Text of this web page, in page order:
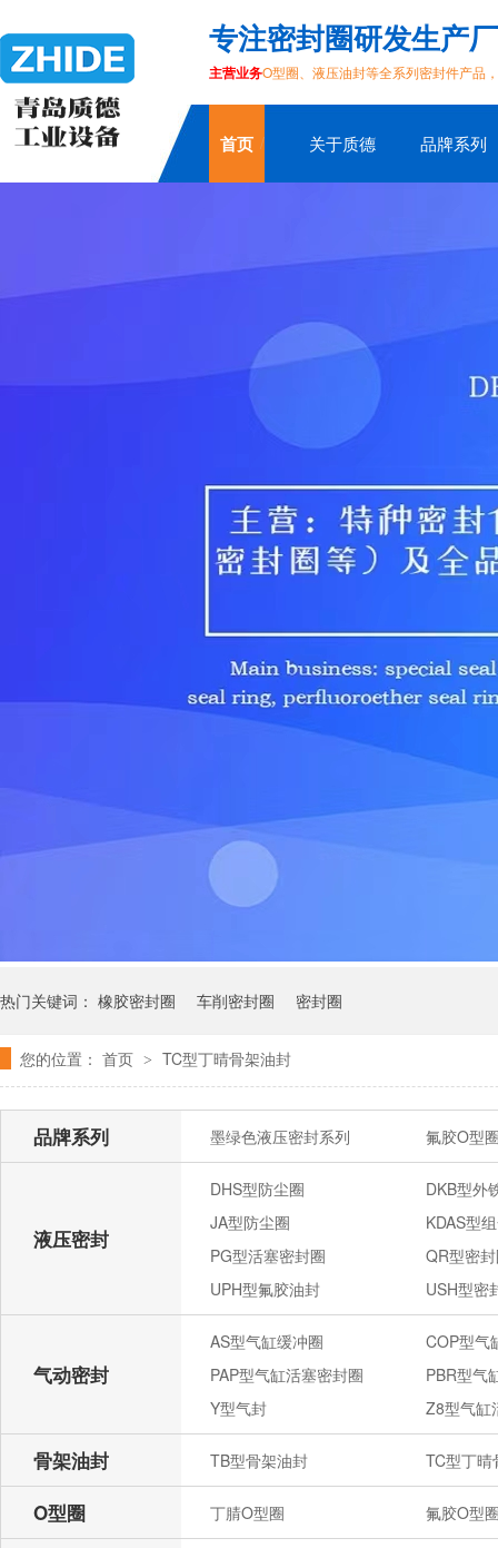
专注密封圈研发生产
主营业务O型圈、液压油封等全系列密封件产品
首页 关于质德 品牌系列
热门关键词： 橡胶密封圈 车削密封圈 密封圈
您的位置： 首页 > TC型丁晴骨架油封
品牌系列 墨绿色液压密封系列 氟胶O型
液压密封
DHS型防尘圈
DKB型外
JA型防尘圈
KDAS型
PG型活塞密封圈
QR型密
UPH型氟胶油封
USH型密
气动密封
AS型气缸缓冲圈
COP型气
PAP型气缸活塞密封圈
PBR型气
Y型气封
Z8型气缸
骨架油封 TB型骨架油封 TC型丁晴
O型圈 丁腈O型圈 氟胶O型